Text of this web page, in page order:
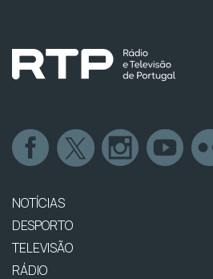
NOTÍCIAS
DESPORTO
TELEVISÃO
RÁDIO